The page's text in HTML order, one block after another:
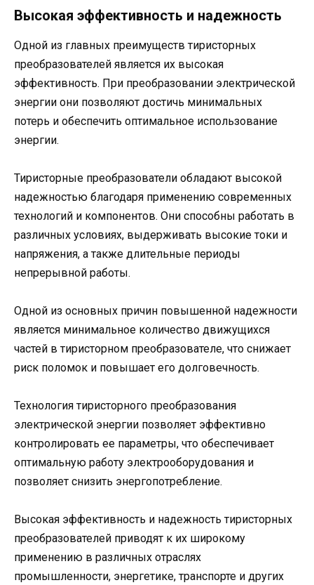
Высокая эффективность и надежность
Одной из главных преимуществ тиристорных
преобразователей является их высокая
эффективность. При преобразовании электрической
энергии они позволяют достичь минимальных
потерь и обеспечить оптимальное использование
энергии.
Тиристорные преобразователи обладают высокой
надежностью благодаря применению современных
технологий и компонентов. Они способны работать в
различных условиях, выдерживать высокие токи и
напряжения, а также длительные периоды
непрерывной работы.
Одной из основных причин повышенной надежности
является минимальное количество движущихся
частей в тиристорном преобразователе, что снижает
риск поломок и повышает его долговечность.
Технология тиристорного преобразования
электрической энергии позволяет эффективно
контролировать ее параметры, что обеспечивает
оптимальную работу электрооборудования и
позволяет снизить энергопотребление.
Высокая эффективность и надежность тиристорных
преобразователей приводят к их широкому
применению в различных отраслях
промышленности, энергетике, транспорте и других